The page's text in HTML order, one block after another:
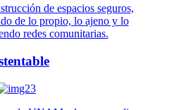
de espacios seguros,
de lo propio, lo ajeno y lo
redes comunitarias.